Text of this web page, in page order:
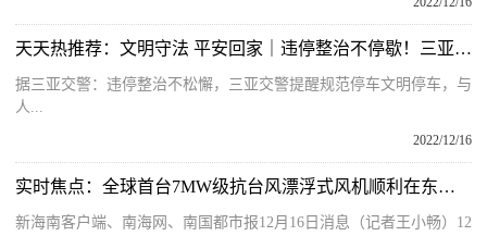
天天热推荐：文明守法 平安回家｜违停整治不停歇！三亚交警持续整治车辆“乱停乱放” 净化道路交通环境
据三亚交警：违停整治不松懈，三亚交警提醒规范停车文明停车，与
人...
2022/12/16
实时焦点：全球首台7MW级抗台风漂浮式风机顺利在东方下线后转运
新海南客户端、南海网、南国都市报12月16日消息（记者王小畅）12